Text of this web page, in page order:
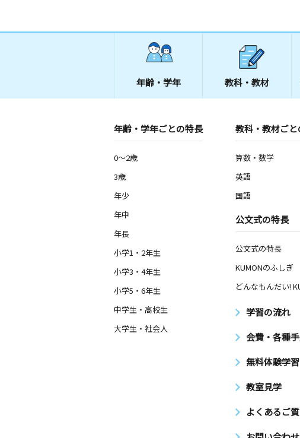
年齢・学年 教科・教材
年齢・学年ごとの特長
0～2歳
3歳
年少
年中
年長
小学1・2年生
小学3・4年生
小学5・6年生
中学生・高校生
大学生・社会人
教科・教材ご
算数・数学
英語
国語
公文式の特長
公文式の特長
KUMONのふしぎ
どんなもんだい!
学習の流れ
会費・各種
無料体験学習
教室見学
よくあるご